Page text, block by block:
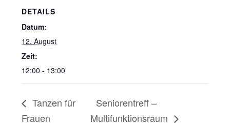
DETAILS
Datum:
12. August
Zeit:
12:00 - 13:00
Tanzen für
Frauen
Seniorentreff –
Multifunktionsraum